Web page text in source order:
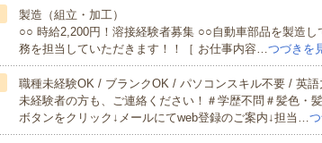
製造（組立・加工）
○○ 時給2,200円！溶接経験者募集 ○○自動車部品を製造
務を担当していただきます！！［ お仕事内容…つづきを
職種未経験OK / ブランクOK / パソコンスキル不要 / 英語
未経験者の方も、ご連絡ください！＃学歴不問＃髪色・
ボタンをクリック↓メールにてweb登録のご案内↓担当…